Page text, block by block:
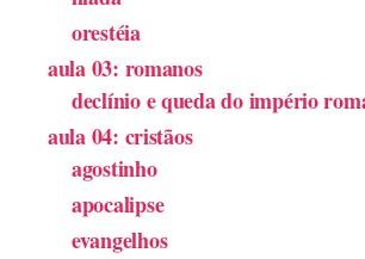
orestéia
aula 03: romanos
declínio e queda do império
aula 04: cristãos
agostinho
apocalipse
evangelhos